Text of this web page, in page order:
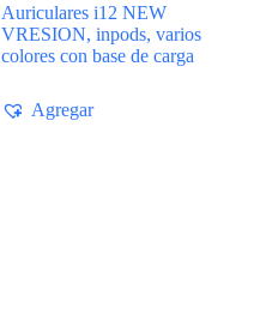
Auriculares i12 NEW
VRESION, inpods, varios
colores con base de carga
Agregar